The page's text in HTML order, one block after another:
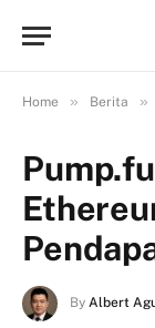
Home » Berita »
By Albert